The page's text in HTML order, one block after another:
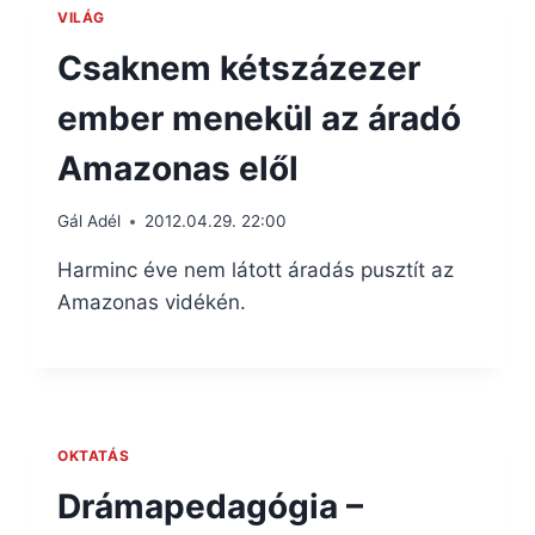
VILÁG
Csaknem kétszázezer
ember menekül az áradó
Amazonas elől
Gál Adél 2012.04.29. 22:00
Harminc éve nem látott áradás pusztít az
Amazonas vidékén.
OKTATÁS
Drámapedagógia –